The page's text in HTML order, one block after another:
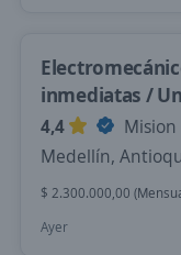
inmediatas /
4,4
Mision
Medellín,
$ 2.300.000,00
Ayer